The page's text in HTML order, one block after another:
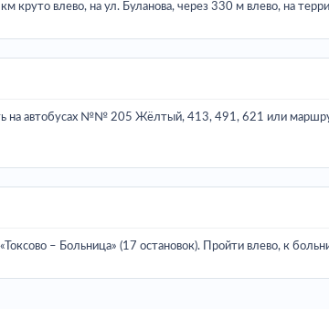
круто влево, на ул. Буланова, через 330 м влево, на
на автобусах №№ 205 Жёлтый, 413, 491, 621 или
– Больница» (17 остановок). Пройти влево, к